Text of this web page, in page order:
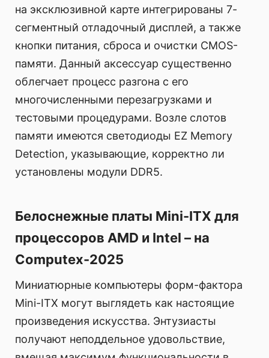
на эксклюзивной карте интегрированы 7-
сегментный отладочный дисплей, а также
кнопки питания, сброса и очистки CMOS-
памяти. Данный аксессуар существенно
облегчает процесс разгона с его
многочисленными перезагрузками и
тестовыми процедурами. Возле слотов
памяти имеются светодиоды EZ Memory
Detection, указывающие, корректно ли
установлены модули DDR5.
Белоснежные платы Mini-ITX для
процессоров AMD и Intel – на
Computex-2025
Миниатюрные компьютеры форм-фактора
Mini-ITX могут выглядеть как настоящие
произведения искусства. Энтузиасты
получают неподдельное удовольствие,